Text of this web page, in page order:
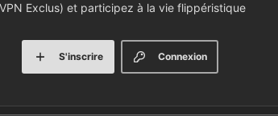
Exclus) et participez à la vie flippéristique
Connexion
S'inscrire